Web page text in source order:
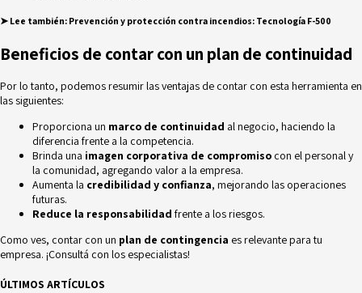
➤ Lee también: Prevención y protección contra incendios: Tecnología F-500
Beneficios de contar con un plan de continuidad
Por lo tanto, podemos resumir las ventajas de contar con esta herramienta en
las siguientes:
Proporciona un marco de continuidad al negocio, haciendo la
diferencia frente a la competencia.
Brinda una imagen corporativa de compromiso con el personal y
la comunidad, agregando valor a la empresa.
Aumenta la credibilidad y confianza, mejorando las operaciones
futuras.
Reduce la responsabilidad frente a los riesgos.
Como ves, contar con un plan de contingencia es relevante para tu
empresa. ¡Consultá con los especialistas!
ÚLTIMOS ARTÍCULOS